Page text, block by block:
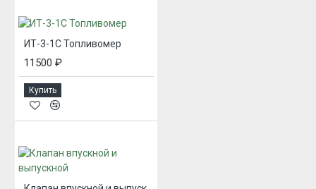
ИТ-3-1С Топливомер
11500 ₽
Купить